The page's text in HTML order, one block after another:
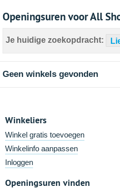
Openingsuren voor All
Je huidige zoekopdracht:
Geen winkels gevonden
Winkeliers
Winkel gratis toevoegen
Winkelinfo aanpassen
Inloggen
Openingsuren vinden